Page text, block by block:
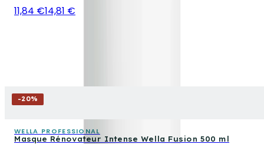
11,84 €14,81 €
-20%
WELLA PROFESSIONAL
Masque Rénovateur Intense Wella Fusion 500 ml